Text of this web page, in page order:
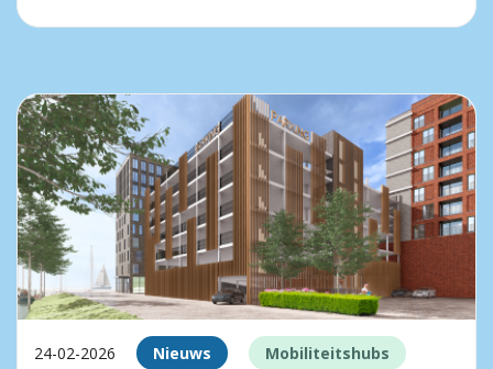
24-02-2026 Nieuws Mobiliteitshubs